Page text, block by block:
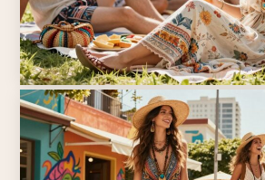
Boho-Outfits in Weiß,
Beige 2026: Die
Sommerpalette